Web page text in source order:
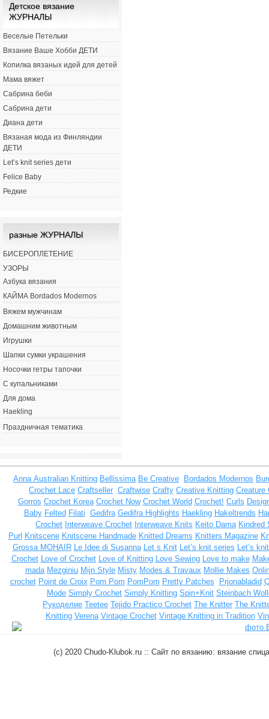
Детское вязание
ЖУРНАЛЫ
Веселые Петельки
Вязание Ваше Хобби ДЕТИ
Копилка вязаных идей для детей
Мама вяжет
Сабрина беби
Сабрина дети
Диана дети
Вязаная мода из Финляндии
ДЕТИ
Let’s knit series дети
Felice Baby
Редкие
разные ЖУРНАЛЫ
БИСЕРОПЛЕТЕНИЕ
УЗОРЫ
Азбука вязания
КАЙМА Bordados Modernos
Вяжем мужчинам
Домашним животным
Игрушки
Шапки сумки украшения
Носочки гетры тапочки
С купальниками
Для дома
Haekling
Праздничная тематика
Anna Australian Knitting Bellissima Be Creative Bordados Modernos
Crochet Lace Craftseller Craftwise Crafty Creative Knitting Creature
Gorros Crochet Korea Crochet Now Crochet World Crochet! Curls
Baby Felted Filati Gedifra Gedifra Highlights Haekling Hakeltrends
Crochet Interweave Crochet Interweave Knits Keito Dama Kindred
Purl Knitscene Knitscene Handmade Knitted Dreams Knitters Magazine
Grossa MOHAIR Le Idee di Susanna Let s Knit Let’s knit series Let’s
Crochet Love of Crochet Love of Knitting Love Sewing Love to make
mada Mezginiu Mijn Style Misty Modes & Travaux Mollie Makes
crochet Point de Croix Pom Pom PomPom Pretty Patches Prjonabladid
Mode Simply Crochet Simply Knitting Spin+Knit Steinbach
Рукоделие Teetee Tejido Practico Crochet The Knitter The
Knitting Verena Vintage Crochet Vintage Knitting in Tradition
(c) 2020 Chudo-Klubok.ru :: Сайт по вязанию: вязание